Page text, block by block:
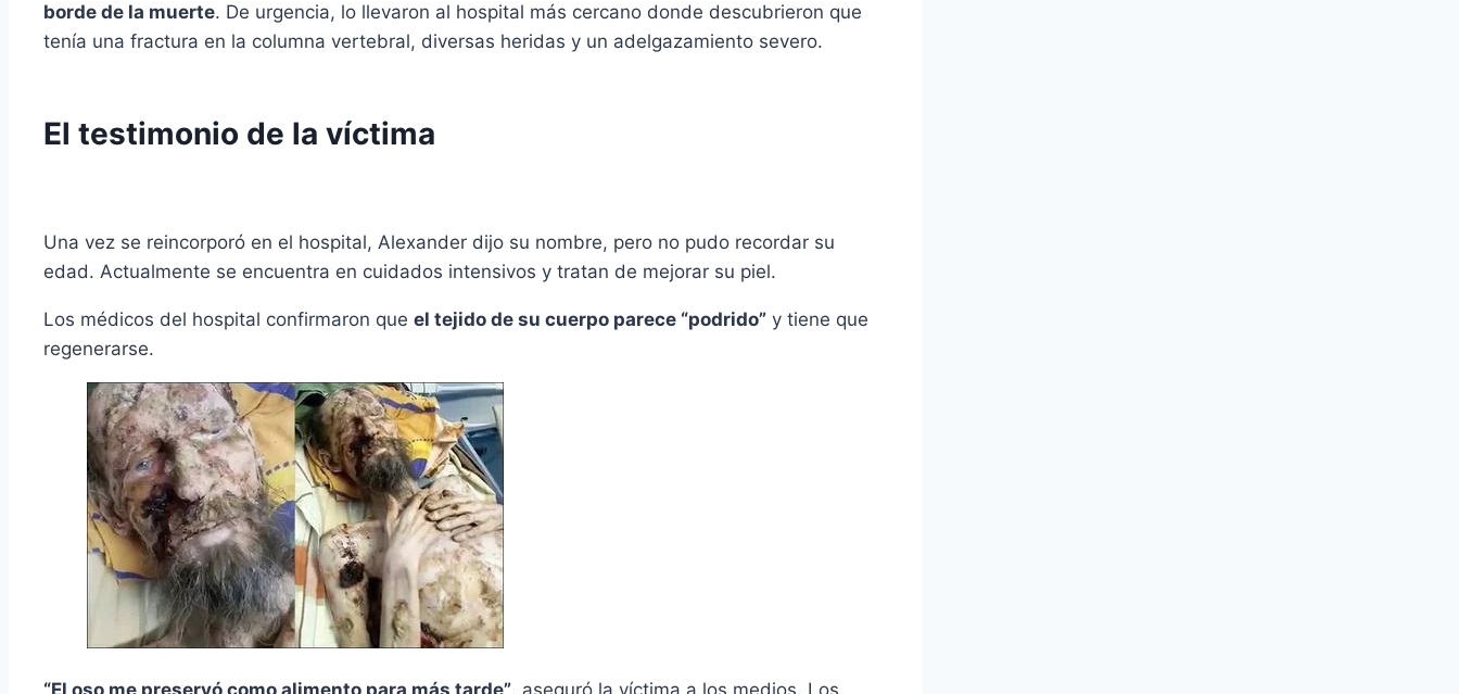
borde de la muerte. De urgencia, lo llevaron al hospital más cercano donde descubrieron que
tenía una fractura en la columna vertebral, diversas heridas y un adelgazamiento severo.
El testimonio de la víctima
Una vez se reincorporó en el hospital, Alexander dijo su nombre, pero no pudo recordar su
edad. Actualmente se encuentra en cuidados intensivos y tratan de mejorar su piel.
Los médicos del hospital confirmaron que el tejido de su cuerpo parece “podrido” y tiene que
regenerarse.
“El oso me preservó como alimento para más tarde”, aseguró la víctima a los medios. Los